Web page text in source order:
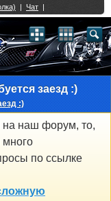
заезд :)
:)
на наш форум, то,
много
по ссылке
vBSSO
21 22 23 24 25 26
39 40 41 42 43